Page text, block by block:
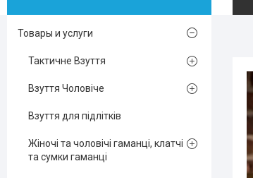
Товары и услуги
Тактичне Взуття
Взуття Чоловіче
Взуття для підлітків
Жіночі та чоловічі гаманці, клатчі
та сумки гаманці